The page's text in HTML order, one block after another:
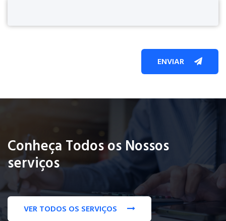
ENVIAR
Conheça Todos os Nossos
serviços
VER TODOS OS SERVIÇOS